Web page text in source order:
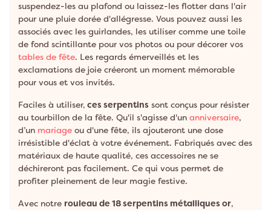
suspendez-les au plafond ou laissez-les flotter dans l'air
pour une pluie dorée d'allégresse. Vous pouvez aussi les
associés avec les guirlandes, les utiliser comme une toile
de fond scintillante pour vos photos ou pour décorer vos
tables de fête. Les regards émerveillés et les
exclamations de joie créeront un moment mémorable
pour vous et vos invités.
Faciles à utiliser, ces serpentins sont conçus pour résister
au tourbillon de la fête. Qu'il s'agisse d'un anniversaire,
d’un mariage ou d'une fête, ils ajouteront une dose
irrésistible d'éclat à votre événement. Fabriqués avec des
matériaux de haute qualité, ces accessoires ne se
déchireront pas facilement. Ce qui vous permet de
profiter pleinement de leur magie festive.
Avec notre rouleau de 18 serpentins métalliques or,